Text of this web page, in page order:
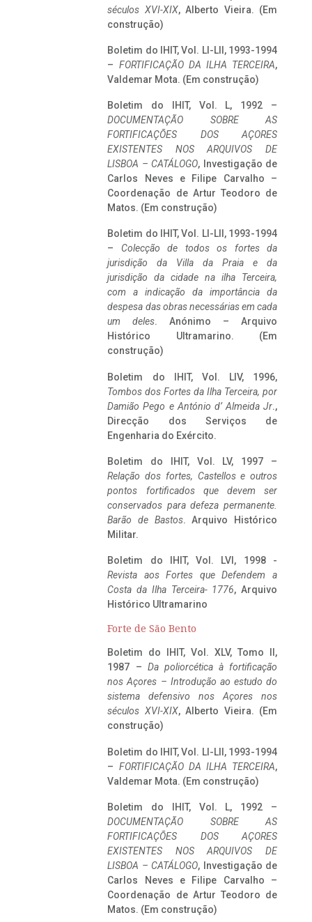
séculos XVI-XIX, Alberto Vieira. (Em
construção)
Boletim do IHIT, Vol. LI-LII, 1993-1994
– FORTIFICAÇÃO DA ILHA TERCEIRA,
Valdemar Mota. (Em construção)
Boletim do IHIT, Vol. L, 1992 –
DOCUMENTAÇÃO SOBRE AS
FORTIFICAÇÕES DOS AÇORES
EXISTENTES NOS ARQUIVOS DE
LISBOA – CATÁLOGO, Investigação de
Carlos Neves e Filipe Carvalho –
Coordenação de Artur Teodoro de
Matos. (Em construção)
Boletim do IHIT, Vol. LI-LII, 1993-1994
– Colecção de todos os fortes da
jurisdição da Villa da Praia e da
jurisdição da cidade na ilha Terceira,
com a indicação da importância da
despesa das obras necessárias em cada
um deles. Anónimo – Arquivo
Histórico Ultramarino. (Em
construção)
Boletim do IHIT, Vol. LIV, 1996,
Tombos dos Fortes da Ilha Terceira, por
Damião Pego e António d’ Almeida Jr.,
Direcção dos Serviços de
Engenharia do Exército.
Boletim do IHIT, Vol. LV, 1997 –
Relação dos fortes, Castellos e outros
pontos fortificados que devem ser
conservados para defeza permanente.
Barão de Bastos. Arquivo Histórico
Militar.
Boletim do IHIT, Vol. LVI, 1998 -
Revista aos Fortes que Defendem a
Costa da Ilha Terceira- 1776, Arquivo
Histórico Ultramarino
Forte de São Bento
Boletim do IHIT, Vol. XLV, Tomo II,
1987 – Da poliorcética à fortificação
nos Açores – Introdução ao estudo do
sistema defensivo nos Açores nos
séculos XVI-XIX, Alberto Vieira. (Em
construção)
Boletim do IHIT, Vol. LI-LII, 1993-1994
– FORTIFICAÇÃO DA ILHA TERCEIRA,
Valdemar Mota. (Em construção)
Boletim do IHIT, Vol. L, 1992 –
DOCUMENTAÇÃO SOBRE AS
FORTIFICAÇÕES DOS AÇORES
EXISTENTES NOS ARQUIVOS DE
LISBOA – CATÁLOGO, Investigação de
Carlos Neves e Filipe Carvalho –
Coordenação de Artur Teodoro de
Matos. (Em construção)